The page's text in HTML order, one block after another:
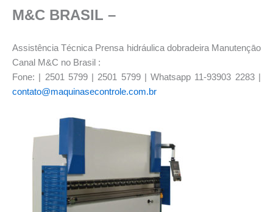
M&C BRASIL –
Assistência Técnica Prensa hidráulica dobradeira Manutençāo
Canal M&C no Brasil :
Fone: | 2501 5799 | 2501 5799 | Whatsapp 11-93903 2283 |
contato@maquinasecontrole.com.br